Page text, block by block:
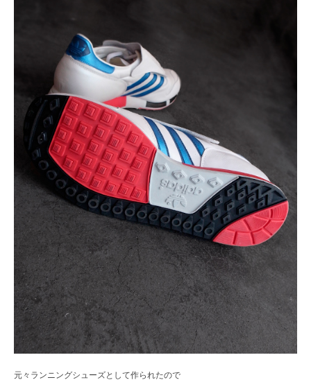
元々ランニングシューズとして作られたので